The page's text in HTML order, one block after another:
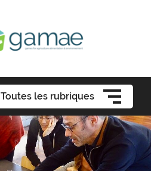
Toutes les rubriques